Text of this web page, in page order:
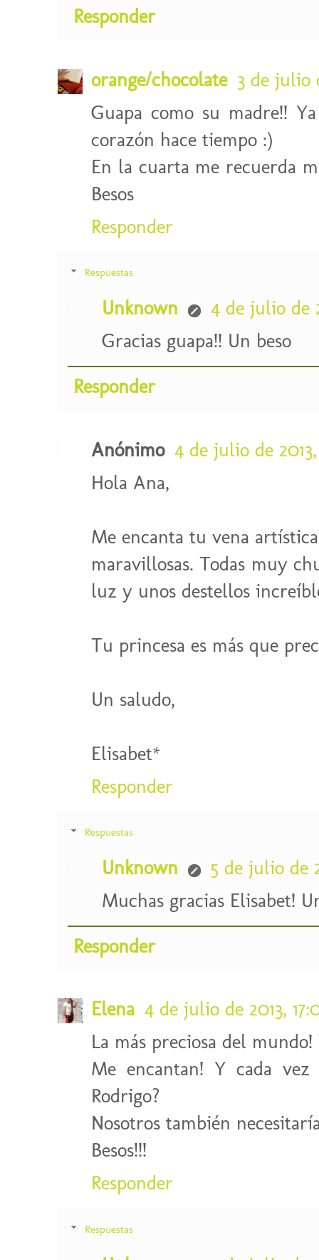
Responder
orange/chocolate 3 de julio
Guapa como su madre!!
corazón hace tiempo :)
En la cuarta me recuerda
Besos
Responder
Respuestas
Unknown
4 de julio de
Gracias guapa!! Un beso
Responder
Anónimo 4 de julio de 2013,
Hola Ana,
Me encanta tu vena
maravillosas. Todas muy
luz y unos destellos
Tu princesa es más que
Un saludo,
Elisabet*
Responder
Respuestas
Unknown
5 de julio de
Muchas gracias Elisabet!
Responder
Elena 4 de julio de 2013,
La más preciosa del
Me encantan! Y cada
Rodrigo?
Nosotros también
Besos!!!
Responder
Respuestas